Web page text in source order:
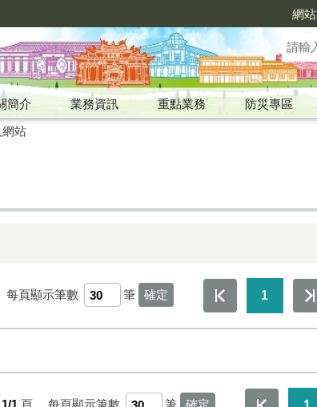
網
簡介 業務資訊 重點業務
防災專區
站
每頁顯示筆數 筆 1